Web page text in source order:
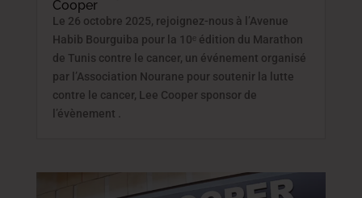
Cooper
Le 26 octobre 2025, rejoignez-nous à l’Avenue
Habib Bourguiba pour la 10ᵉ édition du Marathon
de Tunis contre le cancer, un événement organisé
par l’Association Nourane pour soutenir la lutte
contre le cancer, Lee Cooper sponsor de
l’évènement .